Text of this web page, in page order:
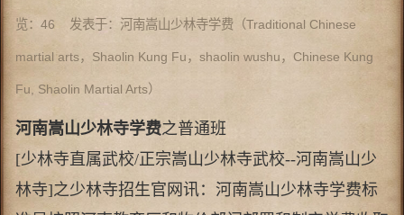
览： 46 发表于：河南嵩山少林寺学费（Traditional Chinese
martial arts，Shaolin Kung Fu，shaolin wushu，Chinese Kung
Fu, Shaolin Martial Arts）
河南嵩山少林寺学费之普通班
[少林寺直属武校/正宗嵩山少林寺武校--河南嵩山少
林寺]之少林寺招生官网讯：河南嵩山少林寺学费标